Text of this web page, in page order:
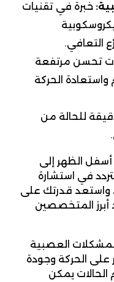
: خبرة في تقنيات
التعافي.
تحسن مرتفعة
الحركة
للحالة من
الظهر إلى
في استشارة
، واستعد قدرتك على
أبرز المتخصصين
العصبية
على الحركة وجودة
الحالات يمكن